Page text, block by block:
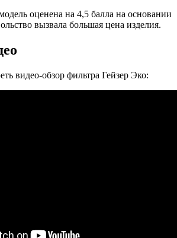
оценена на 4,5 балла на основании
вызвала большая цена изделия.
видео-обзор фильтра Гейзер Эко: